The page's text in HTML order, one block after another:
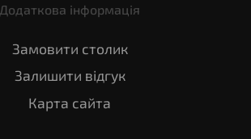
Додаткова інформація
Замовити столик
Залишити відгук
Карта сайта